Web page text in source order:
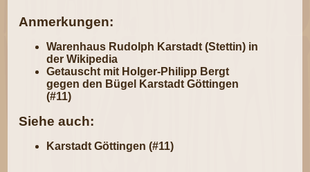
Anmerkungen:
Warenhaus Rudolph Karstadt (Stettin) in
der Wikipedia
Getauscht mit Holger-Philipp Bergt
gegen den Bügel Karstadt Göttingen
(#11)
Siehe auch:
Karstadt Göttingen (#11)